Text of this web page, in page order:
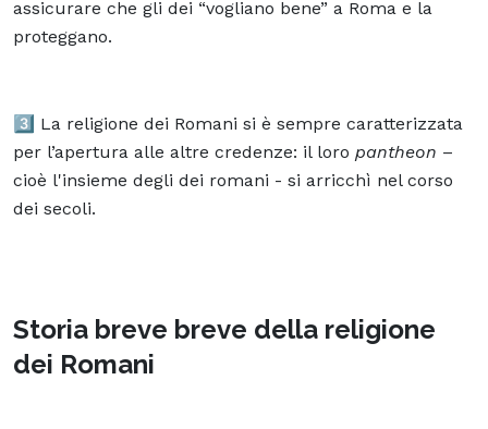
assicurare che gli dei “vogliano bene” a Roma e la
proteggano.
3️⃣ La religione dei Romani si è sempre caratterizzata
per l’apertura alle altre credenze: il loro pantheon –
cioè l'insieme degli dei romani - si arricchì nel corso
dei secoli.
Storia breve breve della religione
dei Romani